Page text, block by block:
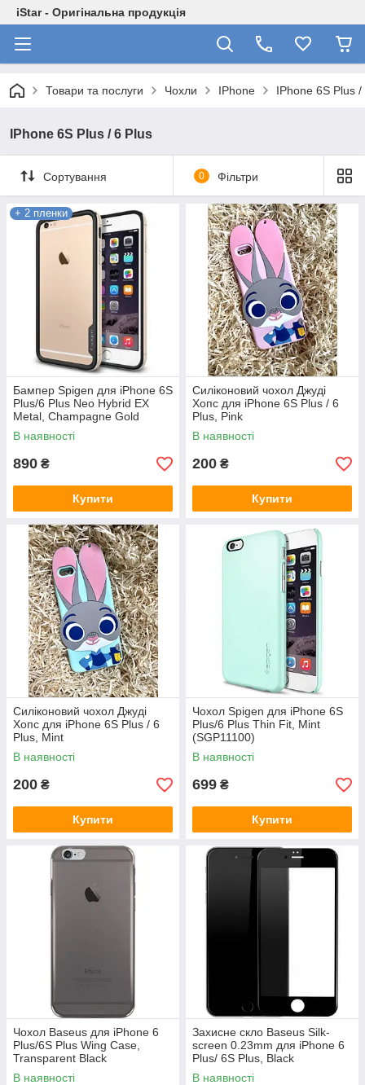
iStar - Оригінальна продукція
Товари та послуги Чохли IPhone IPhone 6S Plus /
IPhone 6S Plus / 6 Plus
Сортування 0 Фільтри
+ 2 пленки
Бампер Spigen для iPhone 6S
Plus/6 Plus Neo Hybrid EX
Metal, Champagne Gold
(SGP11192)
В наявності
890 ₴
Купити
Силіконовий чохол Джуді
Хопс для iPhone 6S Plus / 6
Plus, Pink
В наявності
200 ₴
Купити
Силіконовий чохол Джуді
Хопс для iPhone 6S Plus / 6
Plus, Mint
В наявності
200 ₴
Купити
Чохол Spigen для iPhone 6S
Plus/6 Plus Thin Fit, Mint
(SGP11100)
В наявності
699 ₴
Купити
Чохол Baseus для iPhone 6
Plus/6S Plus Wing Case,
Transparent Black
(WIAPIPH6SP-E1A)
В наявності
Захисне скло Baseus Silk-
screen 0.23mm для iPhone 6
Plus/ 6S Plus, Black
(SGAPIPH6SP-DE01)
В наявності